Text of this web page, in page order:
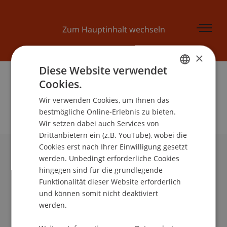
Zum Hauptinhalt wechseln
Universität Liechtenstein
Fürst-Franz-Josef-Strasse
9490 Vaduz
Liechtenstein
info@uni.li
×
Diese Website verwendet
Cookies.
Wir verwenden Cookies, um Ihnen das
bestmögliche Online-Erlebnis zu bieten.
Wir setzen dabei auch Services von
Drittanbietern ein (z.B. YouTube), wobei die
Cookies erst nach Ihrer Einwilligung gesetzt
werden. Unbedingt erforderliche Cookies
hingegen sind für die grundlegende
Funktionalität dieser Website erforderlich
und können somit nicht deaktiviert
werden.